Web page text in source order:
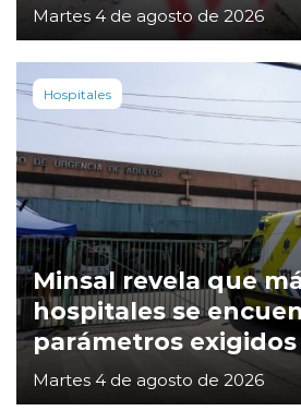
Martes 4 de agosto de 2026
Hospitales
Minsal revela que
hospitales se
parámetros
Martes 4 de agosto de 2026